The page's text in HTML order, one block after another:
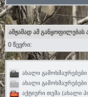
ამჟამად ამ
0 წევრი:
ახალი გამოხმაურებები
ახალი
აქტიური თემა (ახალი